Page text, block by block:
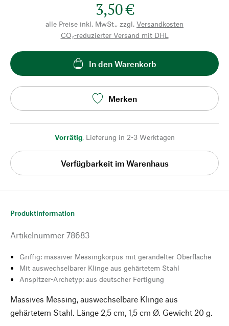
3,50 €
alle Preise inkl. MwSt., zzgl. Versandkosten
CO₂-reduzierter Versand mit DHL
In den Warenkorb
Merken
Vorrätig, Lieferung in 2-3 Werktagen
Verfügbarkeit im Warenhaus
Produktinformation
Artikelnummer 78683
Griffig: massiver Messingkorpus mit gerändelter Oberfläche
Mit auswechselbarer Klinge aus gehärtetem Stahl
Anspitzer-Archetyp: aus deutscher Fertigung
Massives Messing, auswechselbare Klinge aus
gehärtetem Stahl. Länge 2,5 cm, 1,5 cm Ø. Gewicht 20 g.